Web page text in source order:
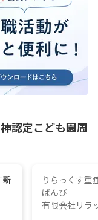
認定こども園周
新
りらっくす重
ばんび
有限会社リラ